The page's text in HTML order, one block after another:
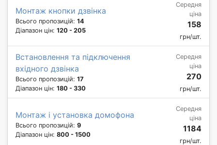
Монтаж кнопки дзвінка
Всього пропозицій: 14
Діапазон цін: 120 - 205
Середня
ціна
158
грн/шт.
Встановлення та підключення
вхідного дзвінка
Всього пропозицій: 17
Діапазон цін: 180 - 330
Середня
ціна
270
грн/шт.
Монтаж і установка домофона
Всього пропозицій: 9
Діапазон цін: 800 - 1500
Середня
ціна
1184
грн/шт.